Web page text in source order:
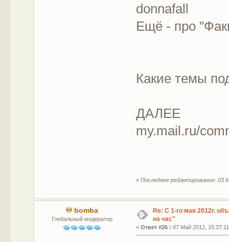
donnafall
Ещё - про
Какие темы
ДАЛЕЕ
my.mail.ru/
«Последнее редактирование: 03
bomba
Глобальный модератор
Re: С 1-го мая 2012г.
на час"
«Ответ #26 : 07 Май 2012,